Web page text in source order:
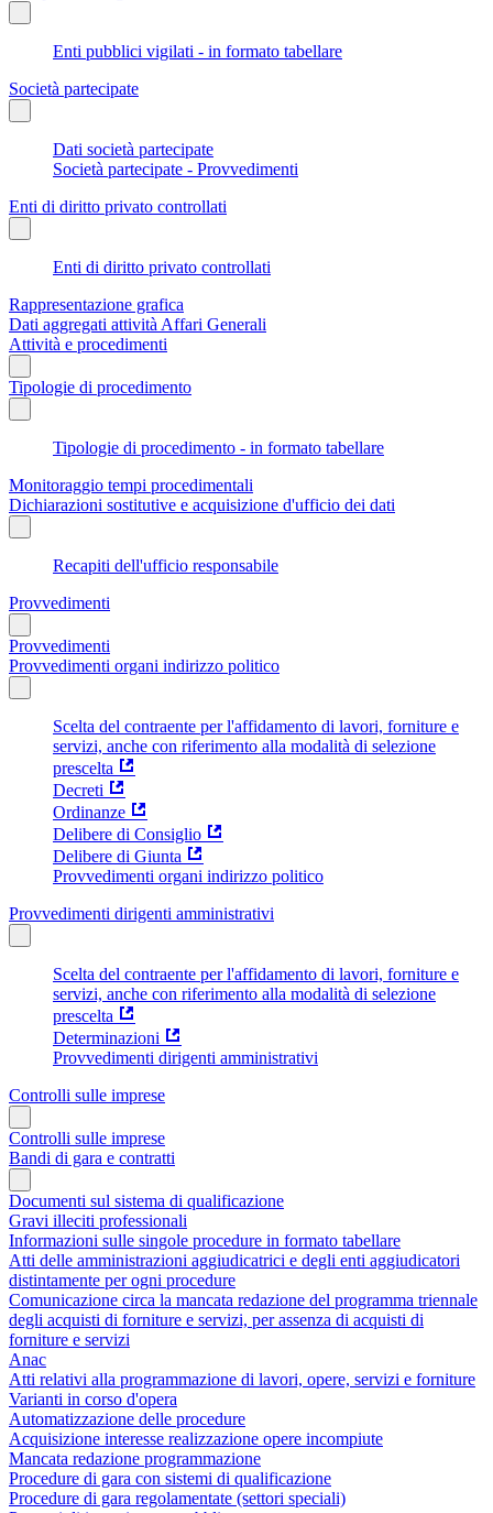
Enti pubblici vigilati - in formato tabellare
Società partecipate
Dati società partecipate
Società partecipate - Provvedimenti
Enti di diritto privato controllati
Enti di diritto privato controllati
Rappresentazione grafica
Dati aggregati attività Affari Generali
Attività e procedimenti
Tipologie di procedimento
Tipologie di procedimento - in formato tabellare
Monitoraggio tempi procedimentali
Dichiarazioni sostitutive e acquisizione d'ufficio dei dati
Recapiti dell'ufficio responsabile
Provvedimenti
Provvedimenti
Provvedimenti organi indirizzo politico
Scelta del contraente per l'affidamento di lavori, forniture e
servizi, anche con riferimento alla modalità di selezione
prescelta
Decreti
Ordinanze
Delibere di Consiglio
Delibere di Giunta
Provvedimenti organi indirizzo politico
Provvedimenti dirigenti amministrativi
Scelta del contraente per l'affidamento di lavori, forniture e
servizi, anche con riferimento alla modalità di selezione
prescelta
Determinazioni
Provvedimenti dirigenti amministrativi
Controlli sulle imprese
Controlli sulle imprese
Bandi di gara e contratti
Documenti sul sistema di qualificazione
Gravi illeciti professionali
Informazioni sulle singole procedure in formato tabellare
Atti delle amministrazioni aggiudicatrici e degli enti aggiudicatori
distintamente per ogni procedure
Comunicazione circa la mancata redazione del programma triennale
degli acquisti di forniture e servizi, per assenza di acquisti di
forniture e servizi
Anac
Atti relativi alla programmazione di lavori, opere, servizi e forniture
Varianti in corso d'opera
Automatizzazione delle procedure
Acquisizione interesse realizzazione opere incompiute
Mancata redazione programmazione
Procedure di gara con sistemi di qualificazione
Procedure di gara regolamentate (settori speciali)